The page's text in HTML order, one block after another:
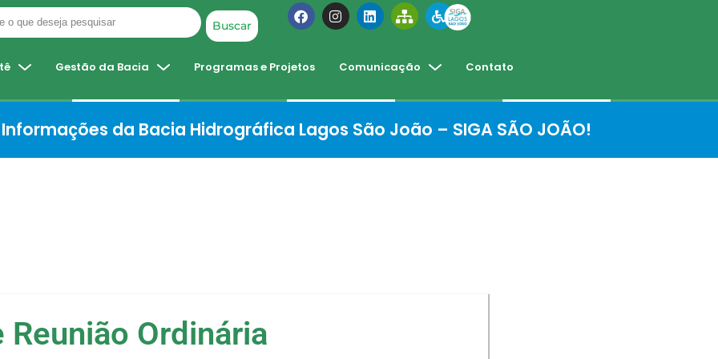
Buscar
Gestão da Bacia Programas e Projetos Comunicação Contato
da Bacia Hidrográfica Lagos São João – SIGA SÃO JOÃO!
Reunião Ordinária